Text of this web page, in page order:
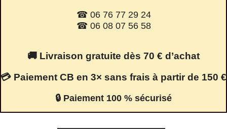
☎ 06 76 77 29 24
☎ 06 08 07 56 58
🚚 Livraison gratuite dès 70 € d’achat
💳 Paiement CB en 3× sans frais à partir de 150 €
🔒 Paiement 100 % sécurisé